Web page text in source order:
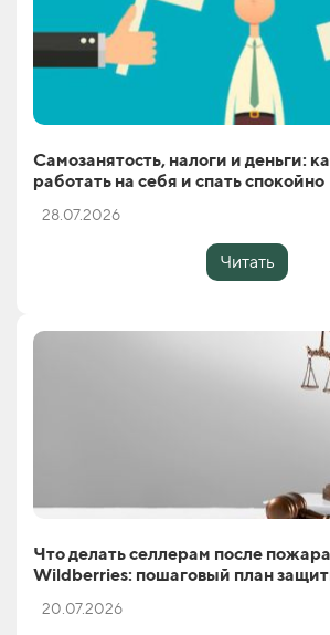
Самозанятость, налоги и деньги:
работать на себя и спать спокойно
28.07.2026
Читать
Что делать селлерам после
Wildberries: пошаговый план
20.07.2026